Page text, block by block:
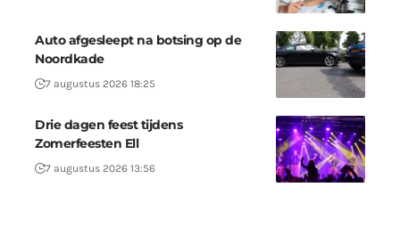
Auto afgesleept na botsing op de
Noordkade
7 augustus 2026 18:25
Drie dagen feest tijdens
Zomerfeesten Ell
7 augustus 2026 13:56